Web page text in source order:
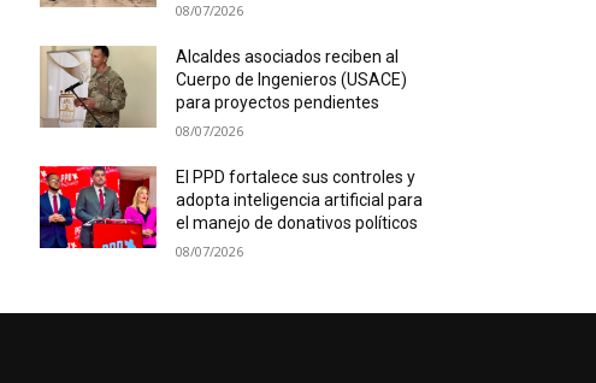
08/07/2026
Alcaldes asociados reciben al
Cuerpo de Ingenieros (USACE)
para proyectos pendientes
08/07/2026
El PPD fortalece sus controles y
adopta inteligencia artificial para
el manejo de donativos políticos
08/07/2026